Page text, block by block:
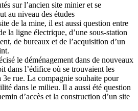
sur l’ancien site minier et se
au niveau des études
de la mine, il est aussi question entre
la ligne électrique, d’une sous-station
de bureaux et de l’acquisition d’un
le déménagement dans de nouveaux
dans l’édifice où se trouvaient les
3e rue. La compagnie souhaite pour
dans le milieu. Il a aussi été question
d’accès et la construction d’un site